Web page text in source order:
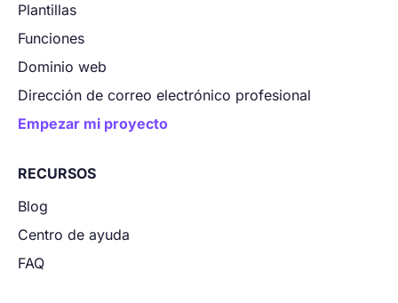
Plantillas
Funciones
Dominio web
Dirección de correo electrónico profesional
Empezar mi proyecto
RECURSOS
Blog
Centro de ayuda
FAQ